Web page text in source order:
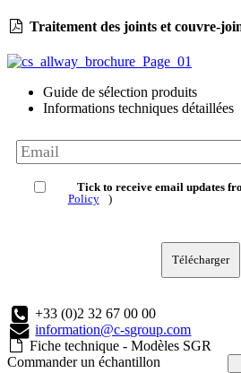
Traitement des joints et couvre-
Guide de sélection produits
Informations techniques détaillées
Tick to receive email updates
Policy
)
Télécharger
+33 (0)2 32 67 00 00
information@c-sgroup.com
Fiche technique - Modèles SGR
Commander un échantillon